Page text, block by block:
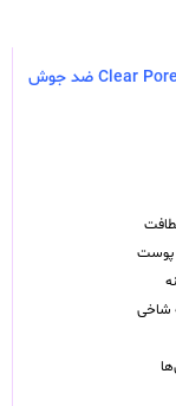
ویژگی های اسکراب پاک کننده منافذ سیمپل مدل Clear Pore ضد جوش
پوست
شاخی